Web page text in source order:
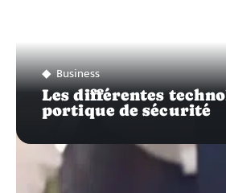
Business
Les différentes
portique de sécurité